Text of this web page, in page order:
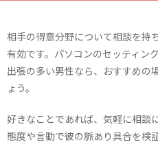
相手の得意分野について相談を持
有効です。パソコンのセッティン
出張の多い男性なら、おすすめの
ょう。
好きなことであれば、気軽に相談
態度や言動で彼の脈あり具合を検